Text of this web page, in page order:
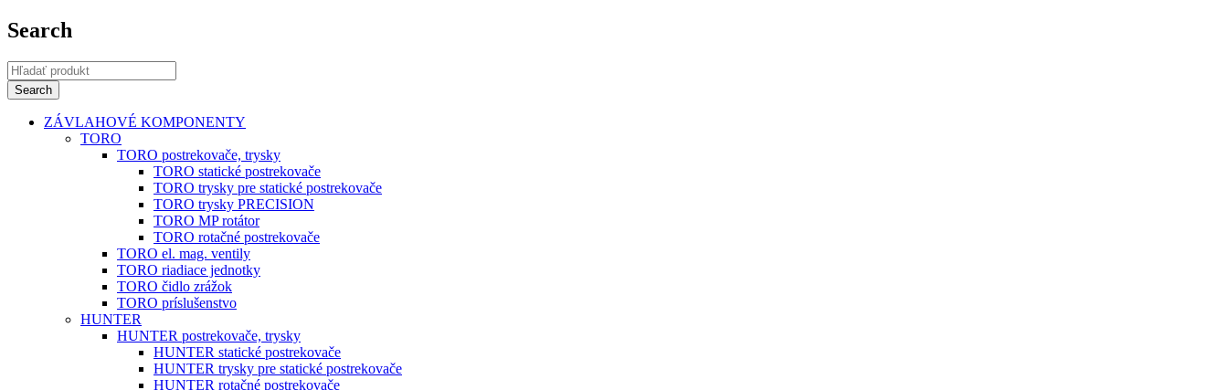
Search
ZÁVLAHOVÉ KOMPONENTY
TORO
TORO postrekovače, trysky
TORO statické postrekovače
TORO trysky pre statické postrekovače
TORO trysky PRECISION
TORO MP rotátor
TORO rotačné postrekovače
TORO el. mag. ventily
TORO riadiace jednotky
TORO čidlo zrážok
TORO príslušenstvo
HUNTER
HUNTER postrekovače, trysky
HUNTER statické postrekovače
HUNTER trysky pre statické postrekovače
HUNTER rotačné postrekovače